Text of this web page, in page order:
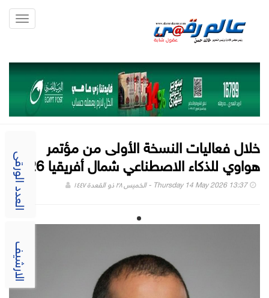
العدد الورقى
الارشيف
خلال فعاليات النسخة الأولى من مؤتمر
هواوي للذكاء الاصطناعي شمال أفريقيا 2026
Thursday 14 May 2026 13:37 - الخميس ٢٨ ذو القعدة ١٤٤٧